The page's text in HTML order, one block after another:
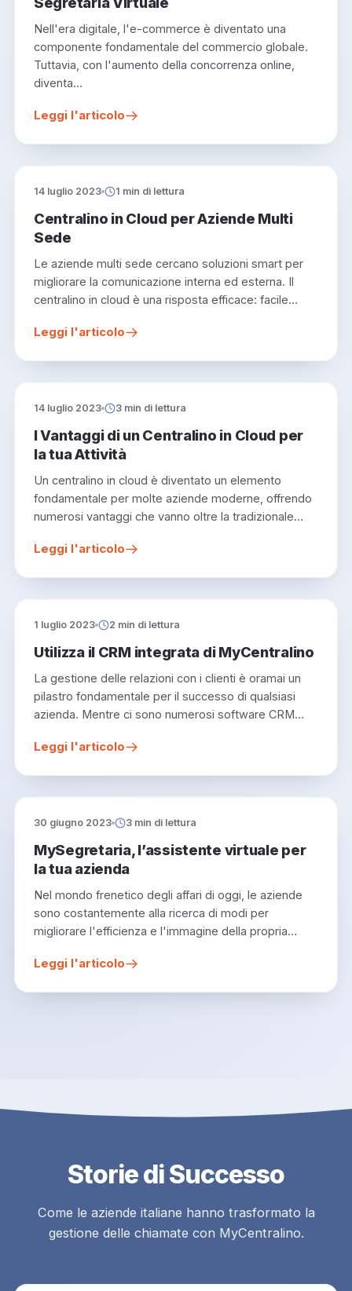
Nell'era digitale, l'e-commerce è diventato una
componente fondamentale del commercio globale.
Tuttavia, con l'aumento della concorrenza online,
diventa…
Leggi l'articolo
14 luglio 2023 1 min di lettura
Centralino in Cloud per Aziende Multi
Sede
Le aziende multi sede cercano soluzioni smart per
migliorare la comunicazione interna ed esterna. Il
centralino in cloud è una risposta efficace: facile…
Leggi l'articolo
14 luglio 2023 3 min di lettura
I Vantaggi di un Centralino in Cloud per
la tua Attività
Un centralino in cloud è diventato un elemento
fondamentale per molte aziende moderne, offrendo
numerosi vantaggi che vanno oltre la tradizionale…
Leggi l'articolo
1 luglio 2023 2 min di lettura
Utilizza il CRM integrata di MyCentralino
La gestione delle relazioni con i clienti è oramai un
pilastro fondamentale per il successo di qualsiasi
azienda. Mentre ci sono numerosi software CRM…
Leggi l'articolo
30 giugno 2023 3 min di lettura
MySegretaria, l’assistente virtuale per
la tua azienda
Nel mondo frenetico degli affari di oggi, le aziende
sono costantemente alla ricerca di modi per
migliorare l'efficienza e l'immagine della propria…
Leggi l'articolo
Storie di Successo
Come le aziende italiane hanno trasformato la
gestione delle chiamate con MyCentralino.